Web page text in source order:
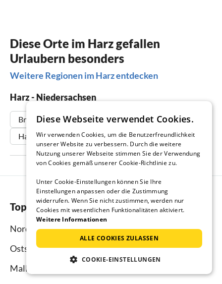
Diese Orte im Harz gefallen
Urlaubern besonders
Weitere Regionen im Harz entdecken
Harz - Niedersachsen
Braunlage Bad Harzburg
Goslar
Hahnenklee
Altenau
Top-Regionen
Nordsee
Ostsee
Mallorca
Diese Webseite verwendet Cookies.
Wir verwenden Cookies, um die Benutzerfreundlichkeit
unserer Website zu verbessern. Durch die weitere
Nutzung unserer Webseite stimmen Sie der Verwendung
von Cookies gemäß unserer Cookie-Richtlinie zu.
Unter Cookie-Einstellungen können Sie Ihre
Einstellungen anpassen oder die Zustimmung
widerrufen. Wenn Sie nicht zustimmen, werden nur
Cookies mit wesentlichen Funktionalitäten aktiviert.
Weitere Informationen
ALLE COOKIES ZULASSEN
COOKIE-EINSTELLUNGEN